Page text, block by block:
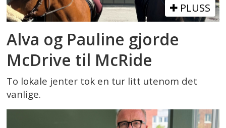
PLUSS
Alva og Pauline gjorde
McDrive til McRide
To lokale jenter tok en tur litt utenom det
vanlige.